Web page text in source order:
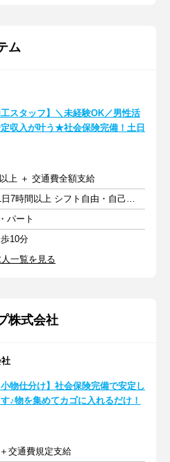
ム
工スタッフ】＼未経験OK／男性活
収入が叶う★社会保険完備！土日
上 ＋ 交通費全額支給
週4日以上 1日7時間以上 シフト自由・自己申告
パート
10分
一覧を見る
株式会社
小物仕分け】社会保険完備で安定し
♪物を集めてカゴに入れるだけ！
交通費規定支給